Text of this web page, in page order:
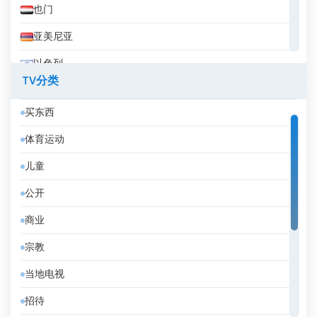
也门
亚美尼亚
以色列
伊拉克库尔德斯坦
伊朗
伯利兹
佛得角
俄罗斯
保加利亚
克罗地亚
冰岛
TV分类
买东西
体育运动
儿童
公开
商业
宗教
当地电视
招待